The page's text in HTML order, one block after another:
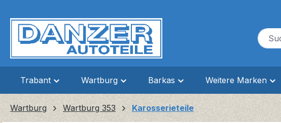
Trabant Wartburg Barkas Weitere Marken
Wartburg Wartburg 353 Karosserieteile